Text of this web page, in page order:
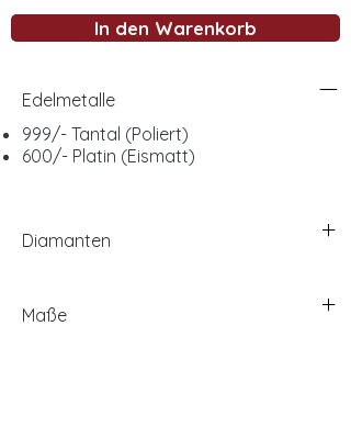
In den Warenkorb
Edelmetalle
999/- Tantal (Poliert)
600/- Platin (Eismatt)
Diamanten
Maße